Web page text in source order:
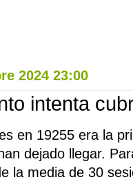
2024 23:00
intenta
en 19255 era la
dejado llegar.
la media de 30